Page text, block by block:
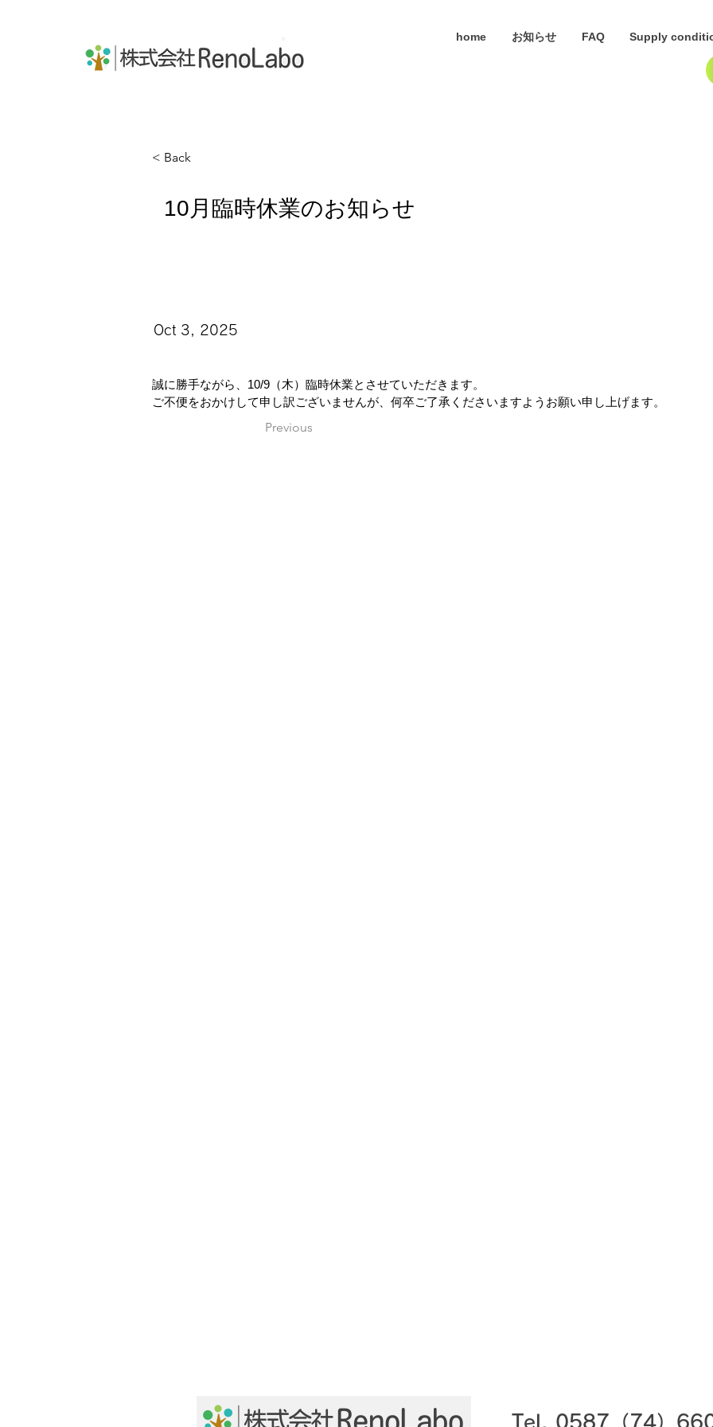
home お知らせ FAQ Supply
< Back
10月臨時休業のお知らせ
Oct 3, 2025
誠に勝手ながら、10/9（木）臨時休業とさせていただきます。
ご不便をおかけして申し訳ございませんが、何卒ご了承くださいますようお願い申し上げます。
Previous
Tel.​ 0587（74）